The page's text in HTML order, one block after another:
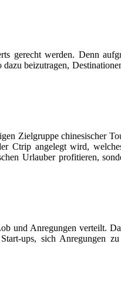
gerecht werden. Denn
beizutragen,
Zielgruppe chinesischer
Ctrip angelegt wird,
Urlauber profitieren,
und Anregungen verteilt.
ups, sich Anregungen